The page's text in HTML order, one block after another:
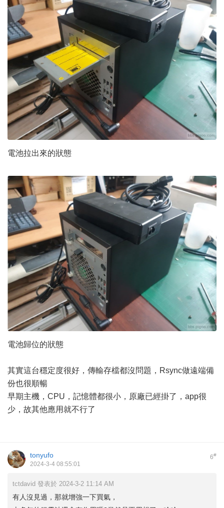
電池拉出來的狀態
電池歸位的狀態
其實這台穩定度很好，傳輸存檔都沒問題，Rsync做遠端備
份也很順暢
早期主機，CPU，記憶體都很小，原廠已經掛了，app很
少，故其他應用就不行了
6#
tonyufo
2024-3-4 08:55:01
tctdavid 發表於 2024-3-2 11:14 AM
有人沒見過，那就增強一下買氣，